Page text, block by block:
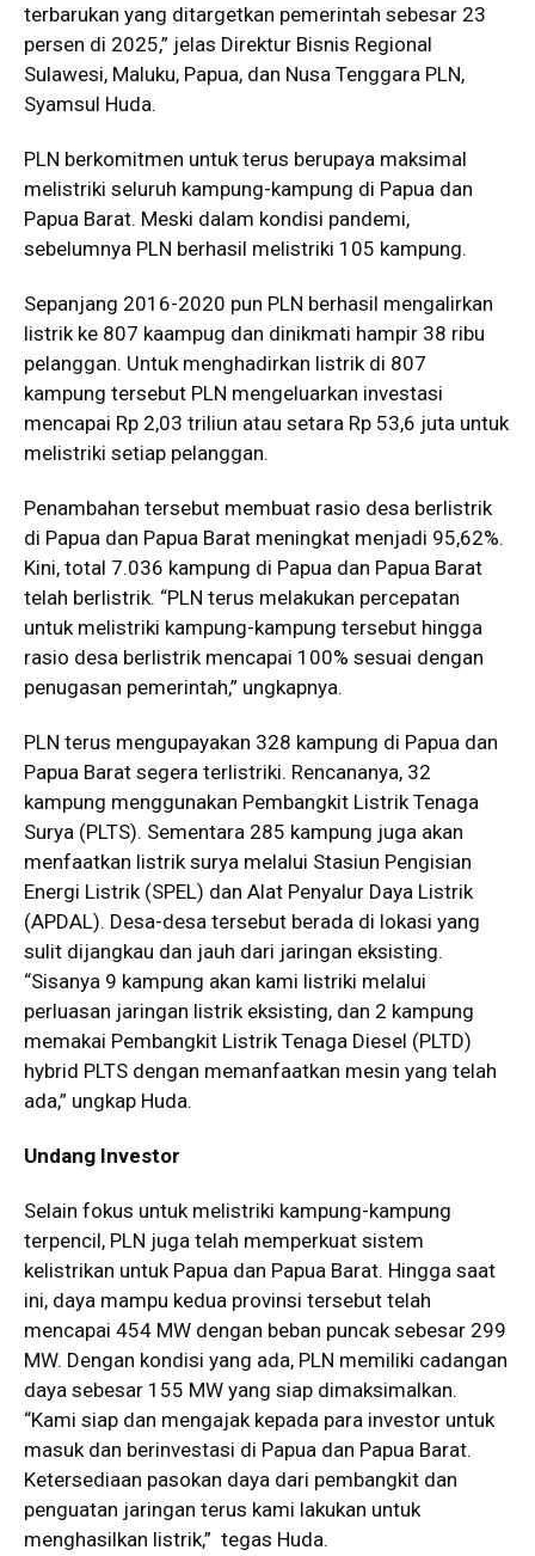
terbarukan yang ditargetkan pemerintah sebesar 23
persen di 2025,” jelas Direktur Bisnis Regional
Sulawesi, Maluku, Papua, dan Nusa Tenggara PLN,
Syamsul Huda.
PLN berkomitmen untuk terus berupaya maksimal
melistriki seluruh kampung-kampung di Papua dan
Papua Barat. Meski dalam kondisi pandemi,
sebelumnya PLN berhasil melistriki 105 kampung.
Sepanjang 2016-2020 pun PLN berhasil mengalirkan
listrik ke 807 kaampug dan dinikmati hampir 38 ribu
pelanggan. Untuk menghadirkan listrik di 807
kampung tersebut PLN mengeluarkan investasi
mencapai Rp 2,03 triliun atau setara Rp 53,6 juta untuk
melistriki setiap pelanggan.
Penambahan tersebut membuat rasio desa berlistrik
di Papua dan Papua Barat meningkat menjadi 95,62%.
Kini, total 7.036 kampung di Papua dan Papua Barat
telah berlistrik. “PLN terus melakukan percepatan
untuk melistriki kampung-kampung tersebut hingga
rasio desa berlistrik mencapai 100% sesuai dengan
penugasan pemerintah,” ungkapnya.
PLN terus mengupayakan 328 kampung di Papua dan
Papua Barat segera terlistriki. Rencananya, 32
kampung menggunakan Pembangkit Listrik Tenaga
Surya (PLTS). Sementara 285 kampung juga akan
menfaatkan listrik surya melalui Stasiun Pengisian
Energi Listrik (SPEL) dan Alat Penyalur Daya Listrik
(APDAL). Desa-desa tersebut berada di lokasi yang
sulit dijangkau dan jauh dari jaringan eksisting.
“Sisanya 9 kampung akan kami listriki melalui
perluasan jaringan listrik eksisting, dan 2 kampung
memakai Pembangkit Listrik Tenaga Diesel (PLTD)
hybrid PLTS dengan memanfaatkan mesin yang telah
ada,” ungkap Huda.
Undang Investor
Selain fokus untuk melistriki kampung-kampung
terpencil, PLN juga telah memperkuat sistem
kelistrikan untuk Papua dan Papua Barat. Hingga saat
ini, daya mampu kedua provinsi tersebut telah
mencapai 454 MW dengan beban puncak sebesar 299
MW. Dengan kondisi yang ada, PLN memiliki cadangan
daya sebesar 155 MW yang siap dimaksimalkan.
“Kami siap dan mengajak kepada para investor untuk
masuk dan berinvestasi di Papua dan Papua Barat.
Ketersediaan pasokan daya dari pembangkit dan
penguatan jaringan terus kami lakukan untuk
menghasilkan listrik,” tegas Huda.